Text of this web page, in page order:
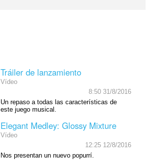
Tráiler de lanzamiento
Vídeo
8:50 31/8/2016
Un repaso a todas las características de
este juego musical.
Elegant Medley: Glossy Mixture
Vídeo
12:25 12/8/2016
Nos presentan un nuevo popurrí.